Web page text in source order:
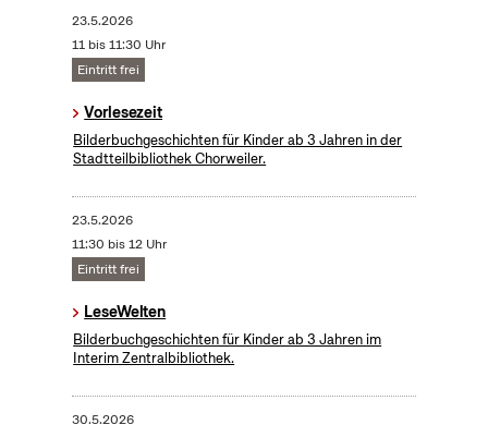
23.5.2026
11 bis 11:30 Uhr
Eintritt frei
Vorlesezeit
Bilderbuchgeschichten für Kinder ab 3 Jahren in der
Stadtteilbibliothek Chorweiler.
23.5.2026
11:30 bis 12 Uhr
Eintritt frei
LeseWelten
Bilderbuchgeschichten für Kinder ab 3 Jahren im
Interim Zentralbibliothek.
30.5.2026